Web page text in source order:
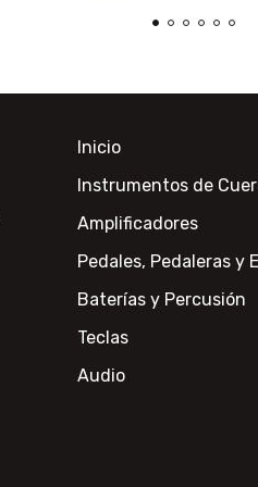
Inicio
Instrumentos de
Amplificadores
Pedales, Pedaleras y
Baterías y Percusión
Teclas
Audio